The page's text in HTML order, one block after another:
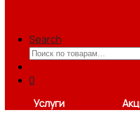
Search
Искать:
0
Услуги